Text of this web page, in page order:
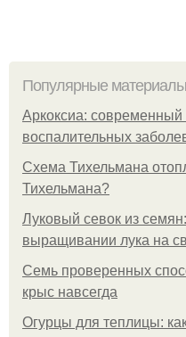
Популярные материалы
Аркоксиа: современный
воспалительных
Схема Тихельмана
Тихельмана?
Луковый севок из
выращивании лука на
Семь проверенных
крыс навсегда
Огурцы для теплицы: